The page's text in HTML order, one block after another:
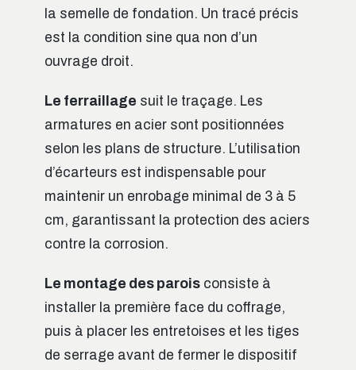
la semelle de fondation. Un tracé précis
est la condition sine qua non d’un
ouvrage droit.
Le ferraillage suit le traçage. Les
armatures en acier sont positionnées
selon les plans de structure. L’utilisation
d’écarteurs est indispensable pour
maintenir un enrobage minimal de 3 à 5
cm, garantissant la protection des aciers
contre la corrosion.
Le montage des parois consiste à
installer la première face du coffrage,
puis à placer les entretoises et les tiges
de serrage avant de fermer le dispositif